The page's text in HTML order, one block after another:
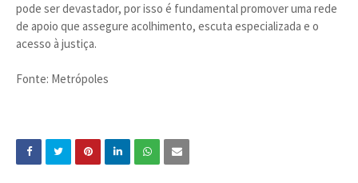
pode ser devastador, por isso é fundamental promover uma rede
de apoio que assegure acolhimento, escuta especializada e o
acesso à justiça.
Fonte: Metrópoles